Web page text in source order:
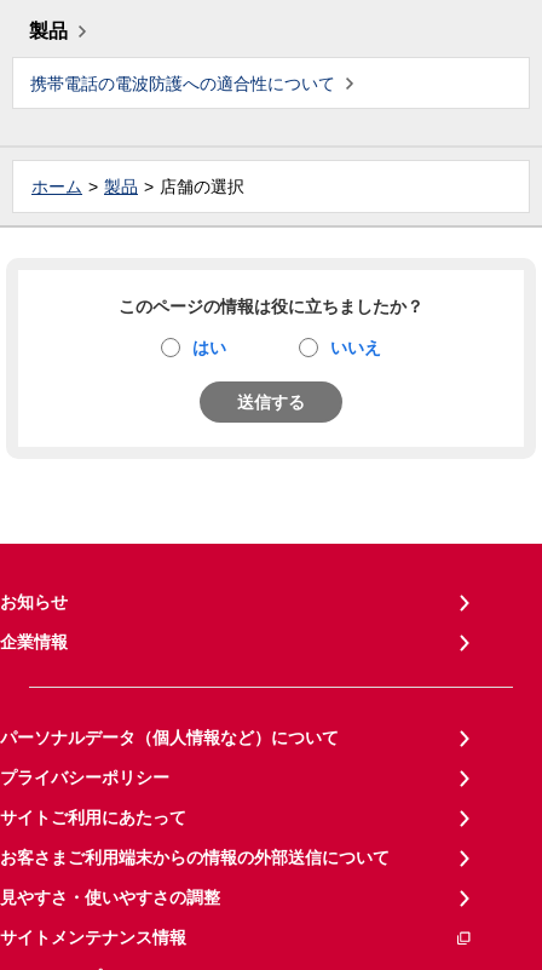
製品
携帯電話の電波防護への適合性について
ホーム 製品 店舗の選択
このページの情報は役に立ちましたか？
はい いいえ
送信する
お知らせ
企業情報
パーソナルデータ（個人情報など）について
プライバシーポリシー
サイトご利用にあたって
お客さまご利用端末からの情報の外部送信について
見やすさ・使いやすさの調整
サイトメンテナンス情報